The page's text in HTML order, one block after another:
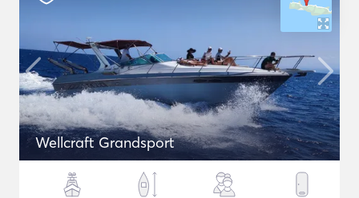
Wellcraft Grandsport